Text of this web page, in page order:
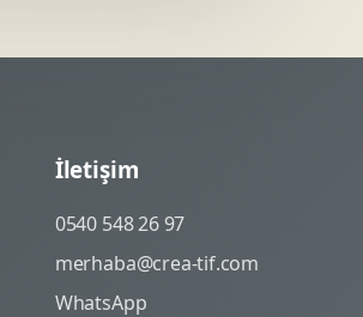
İletişim
0540 548 26 97
merhaba@crea-tif.com
WhatsApp